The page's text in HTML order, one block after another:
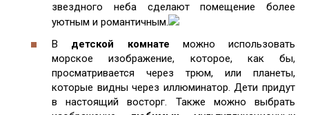
звездного неба сделают помещение более
уютным и романтичным.
В детской комнате можно использовать
морское изображение, которое, как бы,
просматривается через трюм, или планеты,
которые видны через иллюминатор. Дети придут
в настоящий восторг. Также можно выбрать